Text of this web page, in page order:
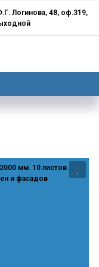
Логинова, 48, оф.319,